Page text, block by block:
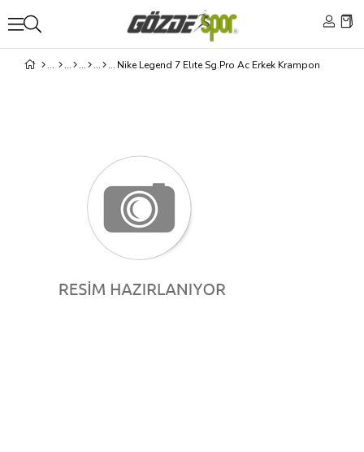
Nike Legend 7 Elıte Sg.Pro Ac Erkek Krampon